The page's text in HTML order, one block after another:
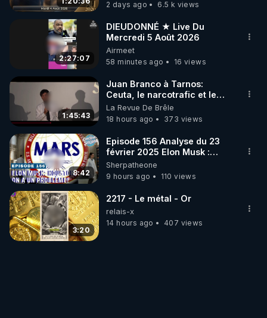
MARCHE 📷
2 days ago
6.5 k views
2:27:07
DIEUDONNÉ ★ Live Du
Mercredi 5 Août 2026
Airmeet
58 minutes ago
16 views
1:45:43
Juan Branco à Tarnos:
Ceuta, le narcotrafic et le
pouvoir en France
La Revue De Brêle
18 hours ago
373 views
8:42
Episode 156 Analyse du 23
février 2025 Elon Musk :
Houston , on a un problème !
Sherpatheone
9 hours ago
110 views
3:20
2217 - Le métal - Or
relais-x
14 hours ago
407 views